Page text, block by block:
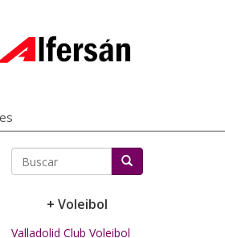
+ Voleibol
Valladolid Club Voleibol